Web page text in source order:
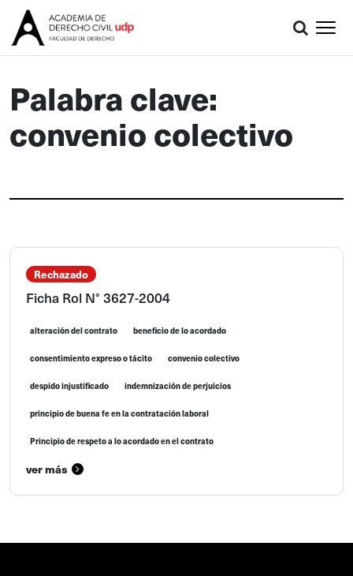
Palabra clave:
convenio colectivo
Rechazado
Ficha Rol N° 3627-2004
alteración del contrato beneficio de lo acordado
consentimiento expreso o tácito convenio colectivo
despido injustificado indemnización de perjuicios
principio de buena fe en la contratación laboral
Principio de respeto a lo acordado en el contrato
ver más